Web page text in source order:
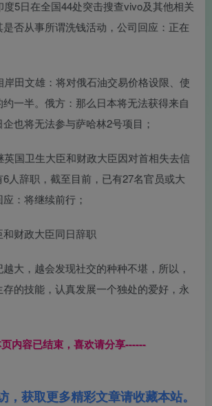
度5日在全国44处突击搜查vivo及其他相关
否从事所谓洗钱活动，公司回应：正在
岸田文雄：将对俄石油交易价格设限、使
一半。俄方：那么日本将无法获得来自
也将无法参与萨哈林2号项目；
英国卫生大臣和财政大臣因对首相失去信
人辞职，截至目前，已有27名官员或大
：将继续前行；
财政大臣同日辞职
越大，越会发现社交的种种不堪，所以，
的技能，认真发展一个独处的爱好，永
内容已结束，喜欢请分享------
，获取更多精彩文章请收藏本站。